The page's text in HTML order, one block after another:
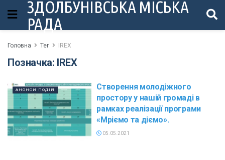
ЗДОЛБУНІВСЬКА МІСЬКА
РАДА
Головна Тег IREX
Позначка: IREX
АНОНСИ ПОДІЙ
Cтворення молодіжного
простору у нашій громаді в
рамках реалізації програми
«Мріємо та діємо».
05.05.2021